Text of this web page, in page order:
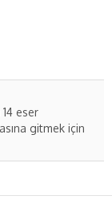
eser
gitmek için